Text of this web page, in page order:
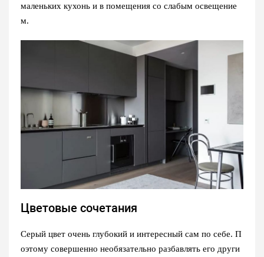
маленьких кухонь и в помещения со слабым освещение
м.
Цветовые сочетания
Серый цвет очень глубокий и интересный сам по себе. П
оэтому совершенно необязательно разбавлять его други